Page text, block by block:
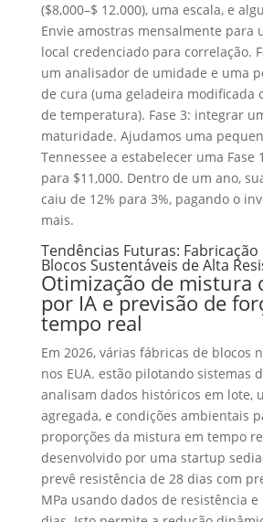
($8,000–$ 12.000), uma escala, e
Envie amostras mensalmente para
local credenciado para correlação.
um analisador de umidade e uma
de cura (uma geladeira modificada
de temperatura). Fase 3: integrar
maturidade. Ajudamos uma
Tennessee a estabelecer uma Fase
para $11,000. Dentro de um ano,
caiu de 12% para 3%, pagando o
mais.
Tendências Futuras:
Blocos Sustentáveis ​​de Alta
Otimização de mistura
por IA e previsão de
tempo real
Em 2026, várias fábricas de blocos
nos EUA. estão pilotando sistemas
analisam dados históricos em lote,
agregada, e condições ambientais
proporções da mistura em tempo
desenvolvido por uma startup
prevê resistência de 28 dias com
MPa usando dados de resistência